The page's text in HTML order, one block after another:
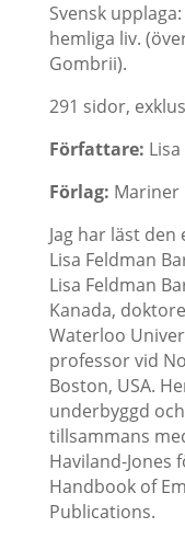
Svensk
hemliga liv.
Gombrii).
291 sidor,
Författare:
Förlag: Mariner
Jag har läst
Lisa Feldman
Lisa Feldman
Kanada,
Waterloo
professor vid
Boston, USA.
underbyggd
tillsammans
Haviland-Jones
Handbook of
Publications.